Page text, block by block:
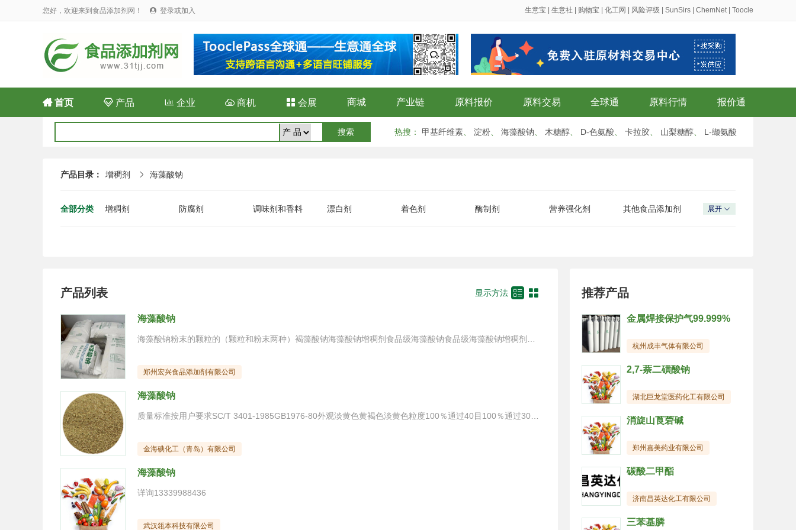
您好，欢迎来到食品添加剂网！  登录或加入 生意宝 生意社 购物宝 化工网 风险评级 SunSirs ChemNet| Toocle
首页 产品 企业  商机  会展 商城 产业链 原料报价 原料交易 全球通 原料行情 报价通
热搜 ： 甲基纤维素 淀粉 海藻酸钠 木糖醇 D-色氨酸 卡拉胶 山梨糖醇 L-缬氨酸
产品目录： 增稠剂  海藻酸钠
全部分类 增稠剂 防腐剂 调味剂和香料 漂白剂 着色剂 酶制剂 营养强化剂 其他食品添加剂 展开 
产品列表 显示方法  
海藻酸钠
郑州宏兴食品添加剂有限公司
海藻酸钠
金海碘化工（青岛）有限公司
海藻酸钠
详询13339988436
武汉瓴本科技有限公司
推荐产品
金属焊接保护气99.999%
杭州成丰气体有限公司
2,7-萘二磺酸钠
湖北巨龙堂医药化工有限公司
消旋山莨菪碱
郑州嘉美药业有限公司
碳酸二甲酯
济南昌英达化工有限公司
三苯基膦